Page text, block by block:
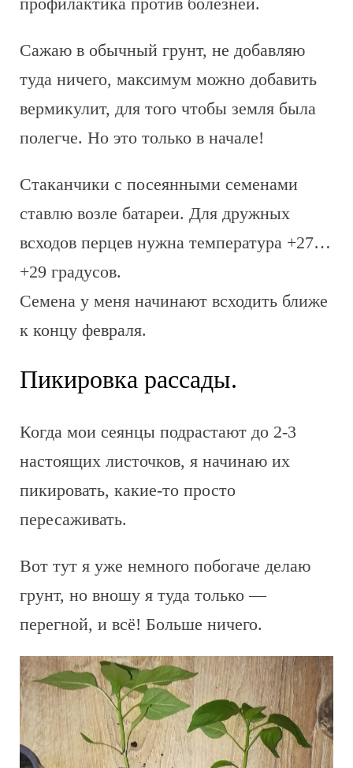
Сажаю в обычный грунт, не добавляю
туда ничего, максимум можно добавить
вермикулит, для того чтобы земля была
полегче. Но это только в начале!
Стаканчики с посеянными семенами
ставлю возле батареи. Для дружных
всходов перцев нужна температура +27…
+29 градусов.
Семена у меня начинают всходить ближе
к концу февраля.
Пикировка рассады.
Когда мои сеянцы подрастают до 2-3
настоящих листочков, я начинаю их
пикировать, какие-то просто
пересаживать.
Вот тут я уже немного побогаче делаю
грунт, но вношу я туда только —
перегной, и всё! Больше ничего.